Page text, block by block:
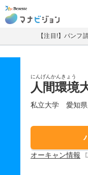
マナビジ
【注目!】パンフ
にんげんかんきょう
人間環境
私立大学 愛知
オーキャン情報